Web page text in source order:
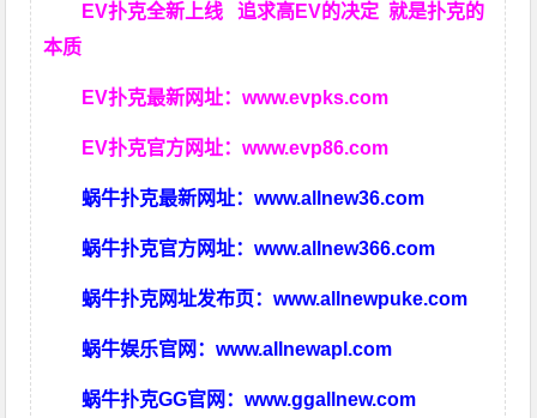
EV扑克全新上线 追求高EV 的决定就是扑克的
本质
EV扑克最新网址：www.evpks.com
EV扑克官方网址：www.evp86.com
蜗牛扑克最新网址：www.allnew36.com
蜗牛扑克官方网址：www.allnew366.com
蜗牛扑克网址发布页：www.allnewpuke.com
蜗牛娱乐官网：www.allnewapl.com
蜗牛扑克GG官网：www.ggallnew.com